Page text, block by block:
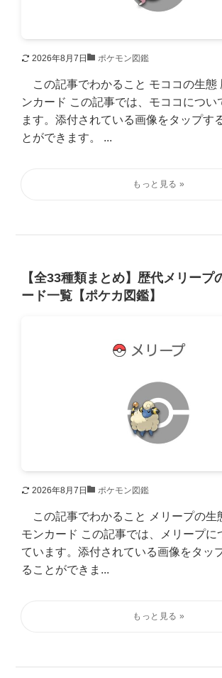
2026年8月7日 ポケモン図鑑
この記事でわかること モココの生態
ンカード この記事では、モココについ
ます。添付されている画像をタップす
とができます。 ...
【全33種類まとめ】歴代メリープ
ード一覧【ポケカ図鑑】
2026年8月7日 ポケモン図鑑
この記事でわかること メリープの生
モンカード この記事では、メリープに
ています。添付されている画像をタッ
ることができま...